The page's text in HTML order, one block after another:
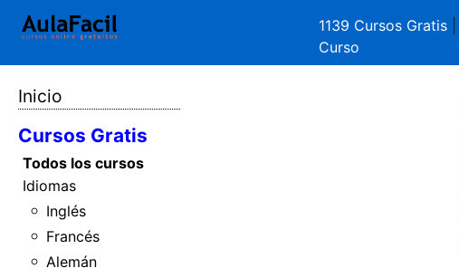
1139 Cursos Gratis
Curso
Inicio
Cursos Gratis
Todos los cursos
Idiomas
Inglés
Francés
Alemán